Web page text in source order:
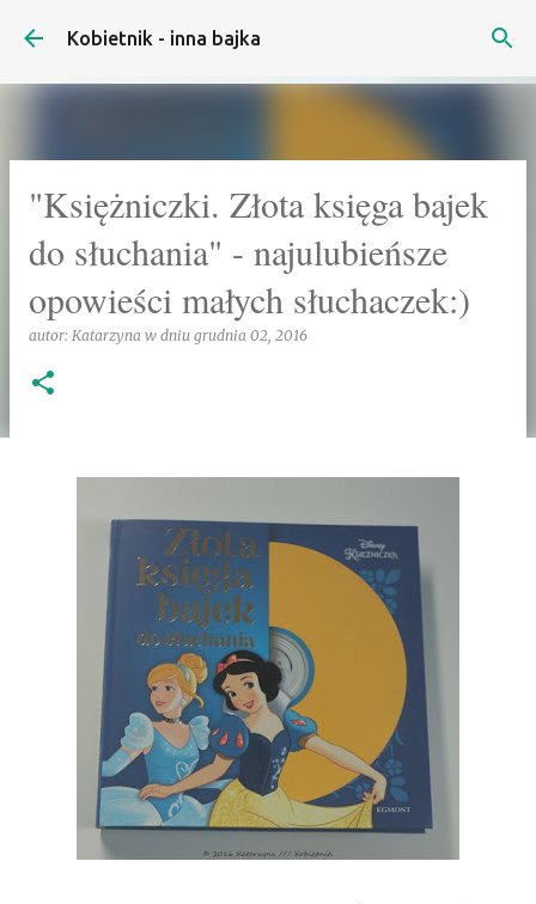
Przejdź do głównej zawartości
Kobietnik - inna bajka
"Księżniczki. Złota księga bajek
do słuchania" - najulubieńsze
opowieści małych słuchaczek:)
autor: Katarzyna w dniu grudnia 02, 2016